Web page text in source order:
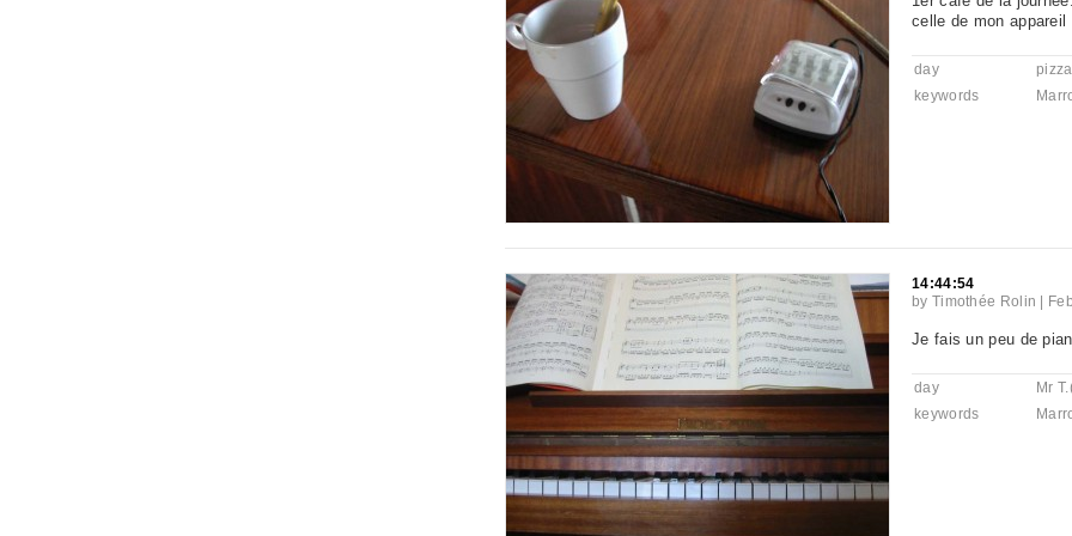
celle de mon appareil
day
pizza
keywords
14:44:54
by Timothée Rolin
Je fais un peu de
day
Mr
keywords